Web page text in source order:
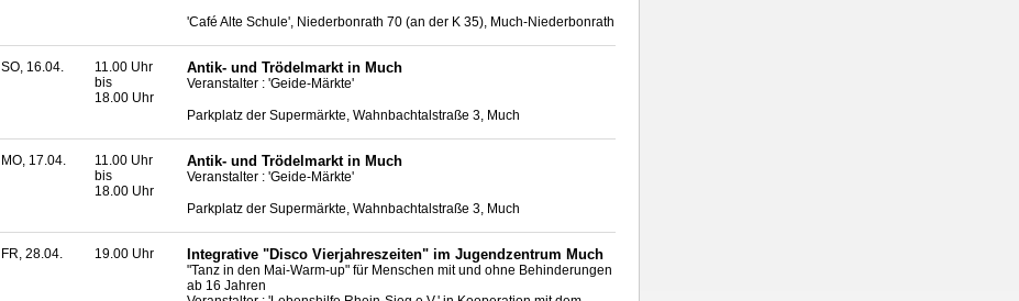
'Café Alte Schule', Niederbonrath 70 (an der K 35), Much-Niederbonrath
SO, 16.04.
11.00 Uhr
bis
18.00 Uhr
Antik- und Trödelmarkt in Much
Veranstalter : 'Geide-Märkte'
Parkplatz der Supermärkte, Wahnbachtalstraße 3, Much
MO, 17.04.
11.00 Uhr
bis
18.00 Uhr
Antik- und Trödelmarkt in Much
Veranstalter : 'Geide-Märkte'
Parkplatz der Supermärkte, Wahnbachtalstraße 3, Much
FR, 28.04. 19.00 Uhr Integrative "Disco Vierjahreszeiten" im Jugendzentrum Much
"Tanz in den Mai-Warm-up" für Menschen mit und ohne Behinderungen
ab 16 Jahren